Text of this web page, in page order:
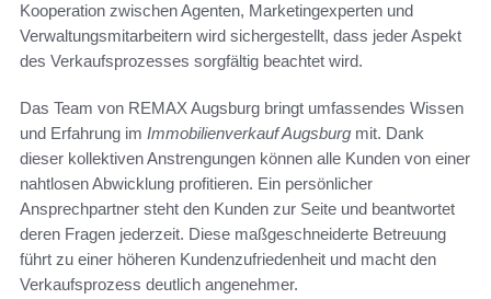
Kooperation zwischen Agenten, Marketingexperten und
Verwaltungsmitarbeitern wird sichergestellt, dass jeder Aspekt
des Verkaufsprozesses sorgfältig beachtet wird.
Das Team von REMAX Augsburg bringt umfassendes Wissen
und Erfahrung im Immobilienverkauf Augsburg mit. Dank
dieser kollektiven Anstrengungen können alle Kunden von einer
nahtlosen Abwicklung profitieren. Ein persönlicher
Ansprechpartner steht den Kunden zur Seite und beantwortet
deren Fragen jederzeit. Diese maßgeschneiderte Betreuung
führt zu einer höheren Kundenzufriedenheit und macht den
Verkaufsprozess deutlich angenehmer.